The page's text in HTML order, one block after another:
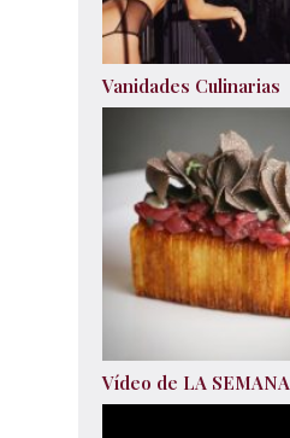
Vanidades Culinarias
Vídeo de LA SEMANA